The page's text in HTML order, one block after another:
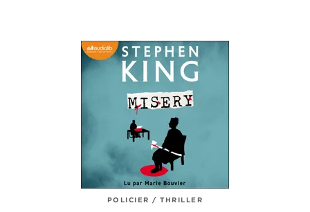
POLICIER / THRILLER